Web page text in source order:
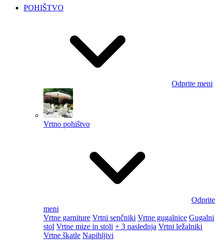
POHIŠTVO
Odprite meni
Vrtno pohištvo
Odprite
meni
Vrtne garniture Vrtni senčniki Vrtne gugalnice Gugalni
stol Vrtne mize in stoli + 3 naslednja Vrtni ležalniki
Vrtne škatle Napihljivi